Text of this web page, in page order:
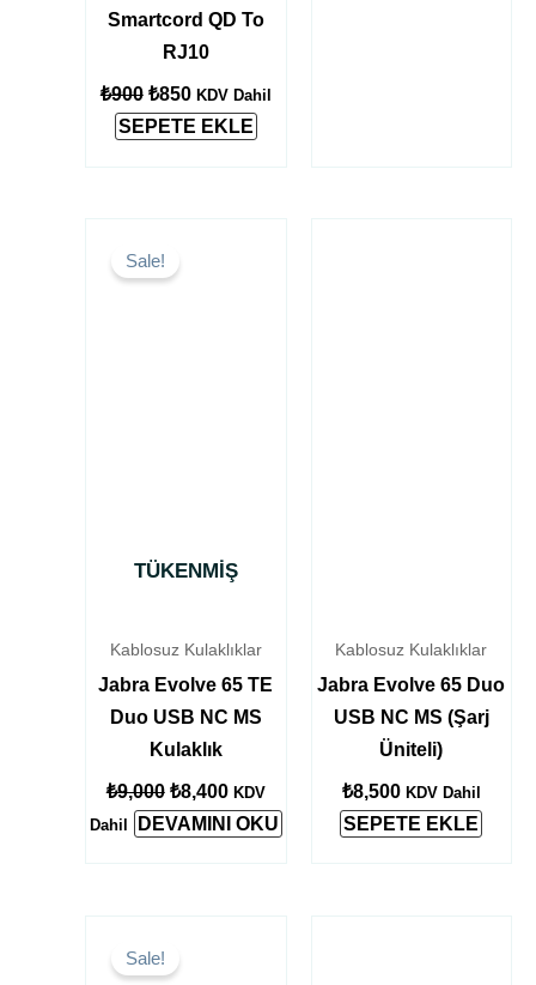
Smartcord QD To
RJ10
₺900 ₺850 KDV Dahil
SEPETE EKLE
TÜKENMIŞ
Sale!
Kablosuz Kulaklıklar
Jabra Evolve 65 TE
Duo USB NC MS
Kulaklık
₺9,000
₺9,000.
₺8,400 KDV
Dahil
DEVAMINI OKU
Kablosuz Kulaklıklar
Jabra Evolve 65 Duo
USB NC MS (Şarj
Üniteli)
₺8,500 KDV Dahil
SEPETE EKLE
Sale!
₺14,000.